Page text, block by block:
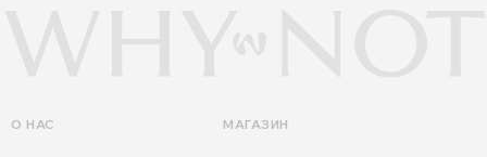
О НАС МАГАЗИН